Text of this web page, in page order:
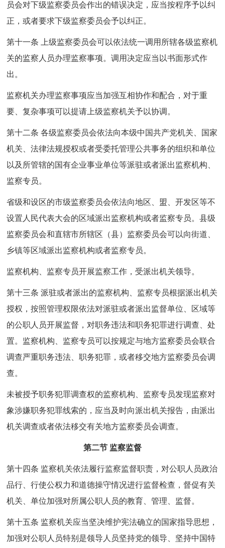
员会对下级监察委员会作出的错误决定，应当按程序予以纠
正，或者要求下级监察委员会予以纠正。
第十一条 上级监察委员会可以依法统一调用所辖各级监察机
关的监察人员办理监察事项。调用决定应当以书面形式作
出。
监察机关办理监察事项应当加强互相协作和配合，对于重
要、复杂事项可以提请上级监察机关予以协调。
第十二条 各级监察委员会依法向本级中国共产党机关、国家
机关、法律法规授权或者受委托管理公共事务的组织和单位
以及所管辖的国有企业事业单位等派驻或者派出监察机构、
监察专员。
省级和设区的市级监察委员会依法向地区、盟、开发区等不
设置人民代表大会的区域派出监察机构或者监察专员。县级
监察委员会和直辖市所辖区（县）监察委员会可以向街道、
乡镇等区域派出监察机构或者监察专员。
监察机构、监察专员开展监察工作，受派出机关领导。
第十三条 派驻或者派出的监察机构、监察专员根据派出机关
授权，按照管理权限依法对派驻或者派出监督单位、区域等
的公职人员开展监督，对职务违法和职务犯罪进行调查、处
置。监察机构、监察专员可以按规定与地方监察委员会联合
调查严重职务违法、职务犯罪，或者移交地方监察委员会调
查。
未被授予职务犯罪调查权的监察机构、监察专员发现监察对
象涉嫌职务犯罪线索的，应当及时向派出机关报告，由派出
机关调查或者依法移交有关地方监察委员会调查。
第二节 监察监督
第十四条 监察机关依法履行监察监督职责，对公职人员政治
品行、行使公权力和道德操守情况进行监督检查，督促有关
机关、单位加强对所属公职人员的教育、管理、监督。
第十五条 监察机关应当坚决维护宪法确立的国家指导思想，
加强对公职人员特别是领导人员坚持党的领导、坚持中国特